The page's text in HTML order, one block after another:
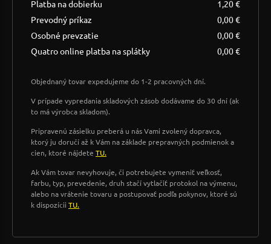
Platba na dobierku
1,20 €
Prevodný príkaz
0,00 €
Osobné prevzatie
0,00 €
Quatro online platba na splátky
0,00 €
Objednaný tovar expedujeme do 1-2 pracovných dní.
V prípade vypredania skladových zásob dodávame do 30 dní (ak
to má výrobca skladom).
Pripravenú zásielku preberá u nás Vami zvolený dopravca,
ktorý ju doručí až k Vám na základe prepravných podmienok a
cien, ktoré nájdete TU.
Ak Vám tovar nevyhovuje, či potrebujete vymeniť veľkosť,
farbu, typ, prevedenie, druh stačí vytlačiť protokol na výmenu,
alebo na vrátenie tovaru a postupovať podľa pokynov, ktoré sú
k dispozícii TU.